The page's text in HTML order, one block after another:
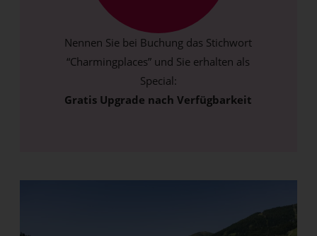
Nennen Sie bei Buchung das Stichwort
“Charmingplaces” und Sie erhalten als
Special:
Gratis Upgrade nach Verfügbarkeit